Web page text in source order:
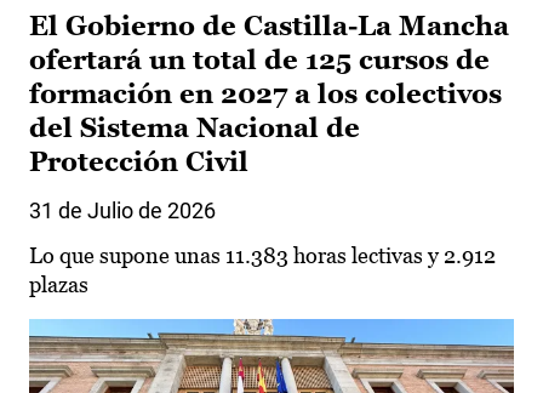
El Gobierno de Castilla-La Mancha
ofertará un total de 125 cursos de
formación en 2027 a los colectivos
del Sistema Nacional de
Protección Civil
31 de Julio de 2026
Lo que supone unas 11.383 horas lectivas y 2.912
plazas